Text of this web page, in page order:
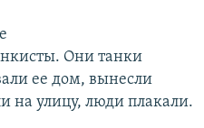
Они танки
ее дом, вынесли
на улицу, люди плакали.